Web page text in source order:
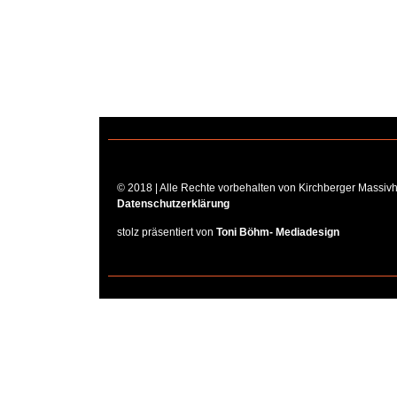
© 2018 | Alle Rechte vorbehalten von Kirchberger
Datenschutzerklärung
stolz präsentiert von Toni Böhm- Mediadesign